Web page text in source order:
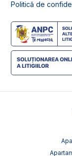
Politică de